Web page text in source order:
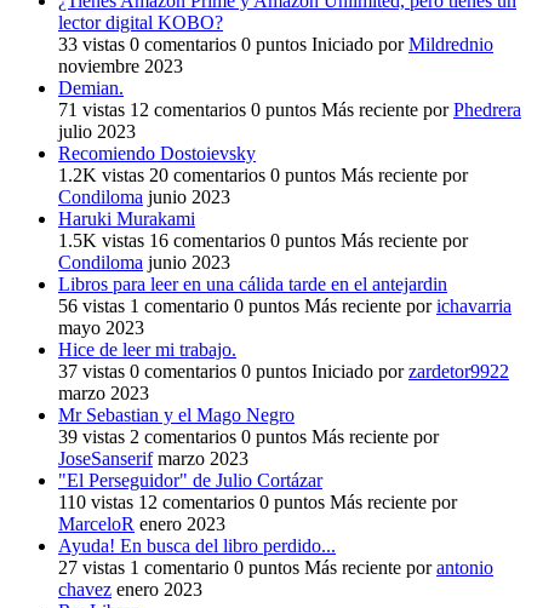
lector digital KOBO?
33 vistas 0 comentarios 0 puntos Iniciado porMildrednio
noviembre 2023
Demian.
71 vistas 12 comentarios 0 puntos Más reciente porPhedrera
julio 2023
Recomiendo Dostoievsky
1.2K vistas 20 comentarios 0 puntos Más reciente por
Condiloma junio 2023
Haruki Murakami
1.5K vistas 16 comentarios 0 puntos Más reciente por
Condiloma junio 2023
Libros para leer en una cálida tarde en el antejardin
56 vistas 1 comentario 0 puntos Más reciente porichavarria
mayo 2023
Hice de leer mi trabajo.
37 vistas 0 comentarios 0 puntos Iniciado porzardetor9922
marzo 2023
Mr Sebastian y el Mago Negro
39 vistas 2 comentarios 0 puntos Más reciente por
JoseSanserif marzo 2023
"El Perseguidor" de Julio Cortázar
110 vistas 12 comentarios 0 puntos Más reciente por
MarceloR enero 2023
Ayuda! En busca del libro perdido...
27 vistas 1 comentario 0 puntos Más reciente porantonio
chavez enero 2023